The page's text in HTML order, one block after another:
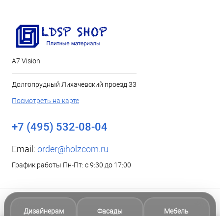
А7 Vision
Долгопрудный Лихачевский проезд 33
Посмотреть на карте
+7 (495) 532-08-04
Email: order@holzcom.ru
График работы Пн-Пт: с 9:30 до 17:00
Дизайнерам Фасады Мебель